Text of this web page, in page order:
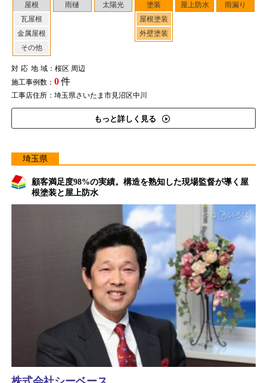
屋根
瓦屋根
金属屋根
その他
雨樋 太陽光
塗装
屋根塗装
外壁塗装
屋上防水 雨漏り
対応地域：桜区 周辺
施工事例数： 0件
工事店住所：埼玉県さいたま市見沼区中川
もっと詳しく見る
埼玉県
顧客満足度98%の実績。構造を熟知した現場監督が導く屋
根塗装と屋上防水